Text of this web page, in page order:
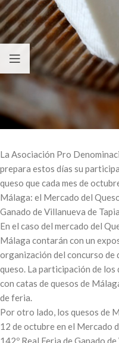
La Asociación Pro
prepara estos días su
queso que cada mes de
Málaga: el Mercado del
Ganado de Villanueva de
En el caso del mercado del
Málaga contarán con un
organización del concurso de
queso. La participación de los
con catas de quesos de
de feria.
Por otro lado, los quesos de
12 de octubre en el Mercado